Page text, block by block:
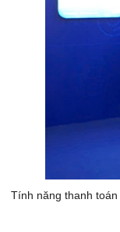
Tính năng thanh